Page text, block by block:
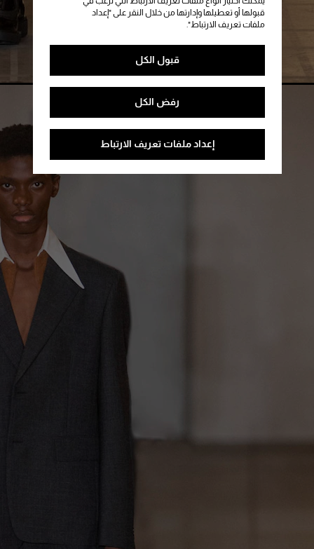
قبولها أو تعطيلها وإدارتها من خلال النقر على "إعداد
ملفات تعريف الارتباط".
قبول الكل
رفض الكل
إعداد ملفات تعريف الارتباط